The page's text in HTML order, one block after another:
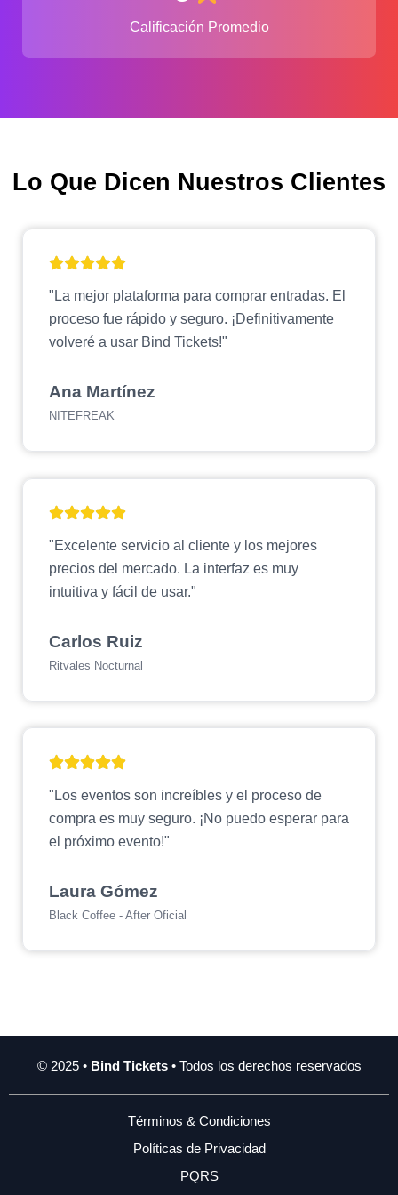
Calificación Promedio
Lo Que Dicen Nuestros Clientes
"La mejor plataforma para comprar entradas. El
proceso fue rápido y seguro. ¡Definitivamente
volveré a usar Bind Tickets!"
Ana Martínez
NITEFREAK
"Excelente servicio al cliente y los mejores
precios del mercado. La interfaz es muy
intuitiva y fácil de usar."
Carlos Ruiz
Ritvales Nocturnal
"Los eventos son increíbles y el proceso de
compra es muy seguro. ¡No puedo esperar para
el próximo evento!"
Laura Gómez
Black Coffee - After Oficial
© 2025 • Bind Tickets• Todos los derechos reservados
Términos & Condiciones
Políticas de Privacidad
PQRS